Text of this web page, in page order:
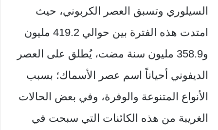
السيلوري وتسبق العصر الكربوني، حيث
امتدت هذه الفترة بين حوالي 419.2 مليون
و358.9 مليون سنة مضت، يُطلق على العصر
الديفوني أحياناً اسم عصر الأسماك؛ بسبب
الأنواع المتنوعة والوفرة، وفي بعض الحالات
الغريبة من هذه الكائنات التي سبحت في